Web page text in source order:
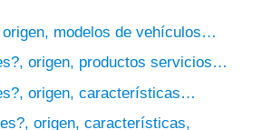
modelos de vehículos…
origen, productos servicios…
origen, características…
origen, características,